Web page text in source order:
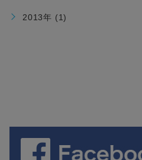
2013年 (1)